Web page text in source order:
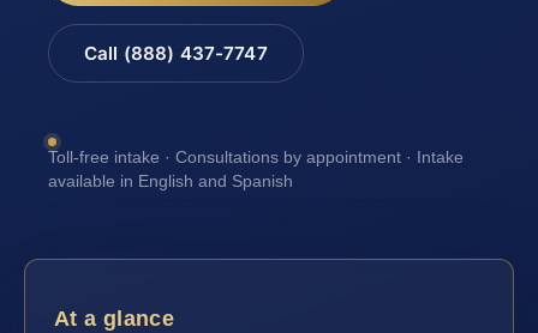
Call (888) 437-7747
Toll-free intake · Consultations by appointment · Intake
available in English and Spanish
At a glance